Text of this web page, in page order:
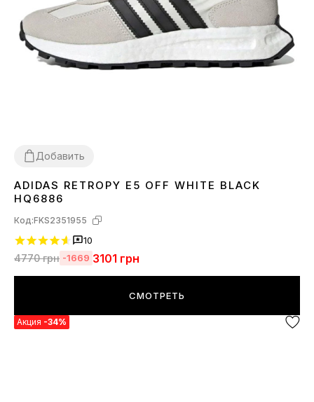
Добавить
36 3839 44
ADIDAS RETROPY E5 OFF WHITE BLACK
HQ6886
Код:FKS2351955
10
4770грн -1669 3101 грн
СМОТРЕТЬ
Акция -34%